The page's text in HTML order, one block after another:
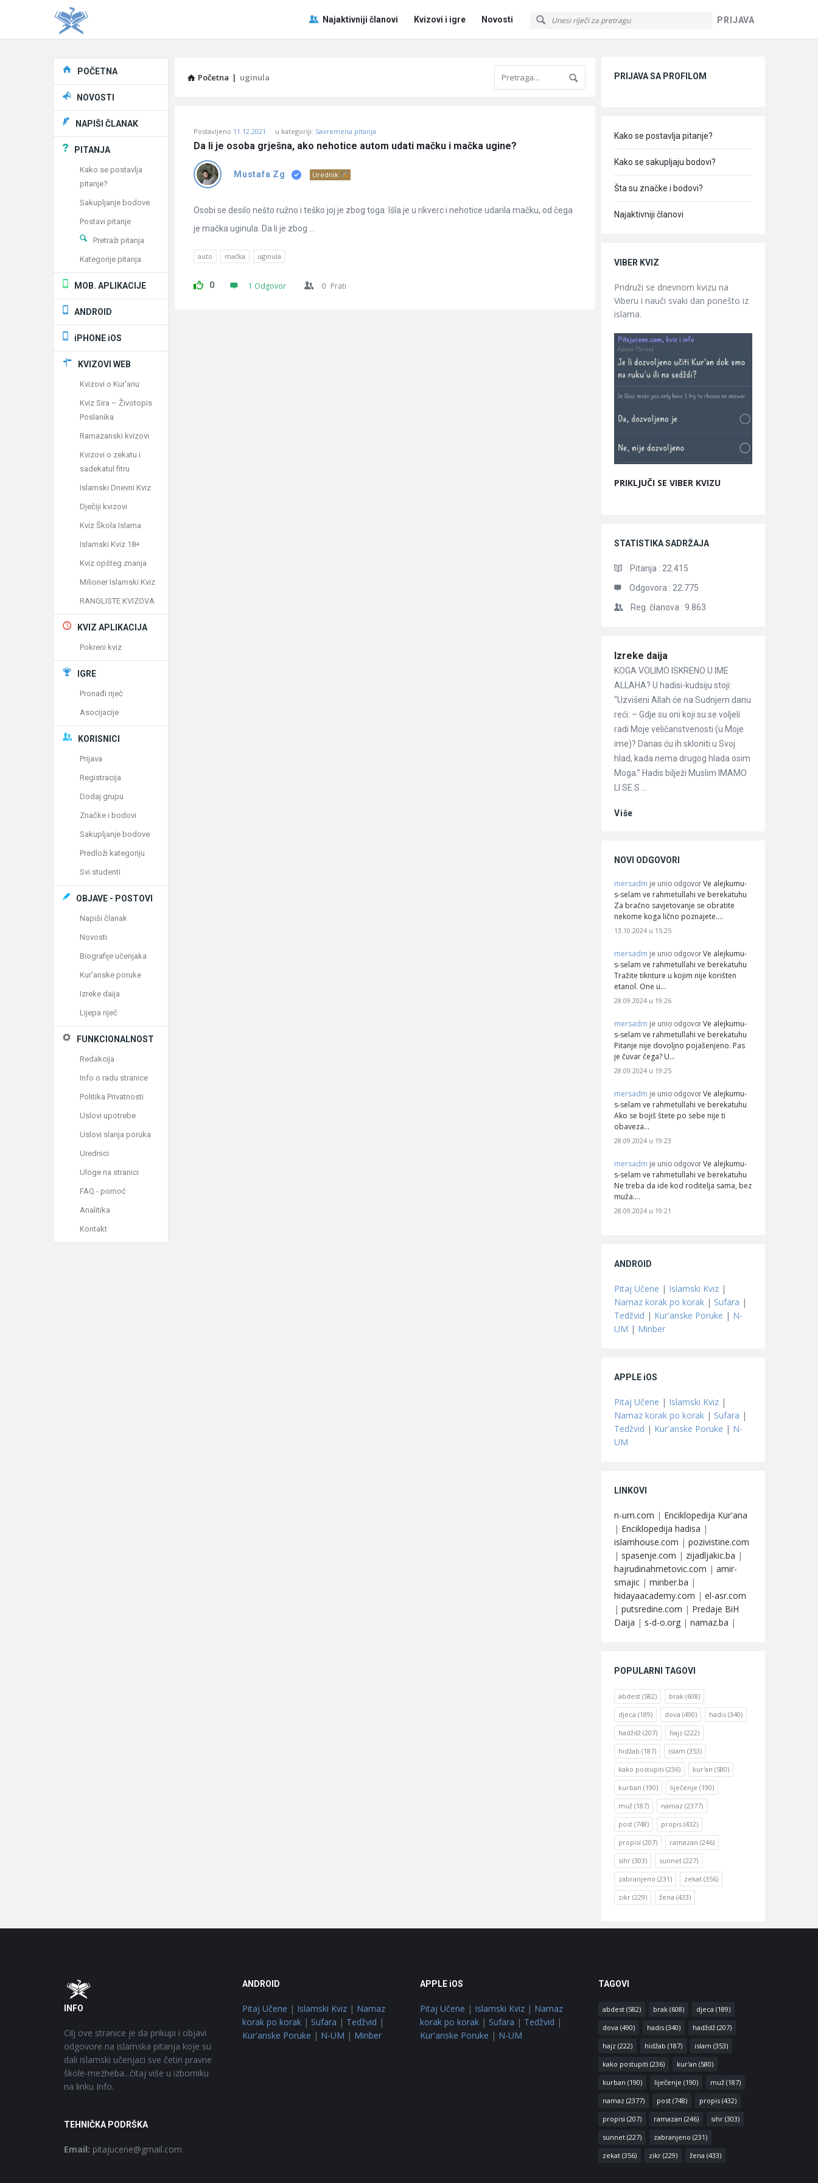
PRIJAVA
Pitaj
Učene
Najaktivniji članovi Kvizovi i igre Novosti
Početna | uginula
Učene
Latest
Pitanja
Postavljeno 11.12.2021 u kategoriji: Savremena pitanja
Da li je osoba grješna, ako nehotice autom udati mačku i mačka ugine?
Mustafa Zg Urednik
Osobi se desilo nešto ružno i teško joj je zbog toga. Išla je u rikverc i nehotice udarila mačku, od čega
je mačka uginula. Da li je zbog ...
auto mačka uginula
0 1 Odgovor 0 Prati
PRIJAVA SA PROFILOM
Kako se postavlja pitanje?
Kako se sakupljaju bodovi?
Šta su značke i bodovi?
Najaktivniji članovi
VIBER KVIZ
Pridruži se dnevnom kvizu na
Viberu i nauči svaki dan ponešto iz
islama.
PRIKLJUČI SE VIBER KVIZU
STATISTIKA SADRŽAJA
Pitanja : 22.415
Odgovora : 22.775
Reg. članova : 9.863
Članci
Izreke daija
KOGA VOLIMO ISKRENO U IME
ALLAHA? U hadisi-kudsiju stoji:
“Uzvišeni Allah će na Sudnjem danu
reći: – Gdje su oni koji su se voljeli
radi Moje veličanstvenosti (u Moje
ime)? Danas ću ih skloniti u Svoj
hlad, kada nema drugog hlada osim
Moga.” Hadis bilježi Muslim IMAMO
LI SE S ...
Više
NOVI ODGOVORI
mersadm je unio odgovor Ve alejkumu-
s-selam ve rahmetullahi ve berekatuhu
Za bračno savjetovanje se obratite
nekome koga lično poznajete.…
13.10.2024 u 15:25
mersadm je unio odgovor Ve alejkumu-
s-selam ve rahmetullahi ve berekatuhu
Tražite tiknture u kojim nije korišten
etanol. One u…
28.09.2024 u 19:26
mersadm je unio odgovor Ve alejkumu-
s-selam ve rahmetullahi ve berekatuhu
Pitanje nije dovoljno pojašenjeno. Pas
je čuvar čega? U…
28.09.2024 u 19:25
mersadm je unio odgovor Ve alejkumu-
s-selam ve rahmetullahi ve berekatuhu
Ako se bojiš štete po sebe nije ti
obaveza…
28.09.2024 u 19:23
mersadm je unio odgovor Ve alejkumu-
s-selam ve rahmetullahi ve berekatuhu
Ne treba da ide kod roditelja sama, bez
muža.…
28.09.2024 u 19:21
ANDROID
Pitaj Učene | Islamski Kviz |
Namaz korak po korak | Sufara |
Tedžvid | Kur'anske Poruke | N-
UM | Minber
APPLE iOS
Pitaj Učene | Islamski Kviz |
Namaz korak po korak | Sufara |
Tedžvid | Kur'anske Poruke | N-
UM
LINKOVI
n-um.com | Enciklopedija Kur'ana
| Enciklopedija hadisa |
islamhouse.com | pozivistine.com
| spasenje.com | zijadljakic.ba |
hajrudinahmetovic.com | amir-
smajic | minber.ba |
hidayaacademy.com | el-asr.com
| putsredine.com | Predaje BiH
Daija | s-d-o.org | namaz.ba |
POPULARNI TAGOVI
abdest (582) brak (608)
djeca (189) dova (490) hadis (340)
hadždž (207) hajz (222)
hidžab (187) islam (353)
kako postupiti (236) kur'an (580)
kurban (190) liječenje (190)
muž (187) namaz (2377)
post (748) propis (432)
propisi (207) ramazan (246)
sihr (303) sunnet (227)
zabranjeno (231) zekat (356)
zikr (229) žena (433)
Explore
POČETNA
NOVOSTI
NAPIŠI ČLANAK
PITANJA
Kako se postavlja
pitanje?
Sakupljanje bodove
Postavi pitanje
Pretraži pitanja
Kategorije pitanja
MOB. APLIKACIJE
ANDROID
iPHONE iOS
KVIZOVI WEB
Kvizovi o Kur'anu
Kviz Sira – Životopis
Poslanika
Ramazanski kvizovi
Kvizovi o zekatu i
sadekatul fitru
Islamski Dnevni Kviz
Dječiji kvizovi
Kviz Škola Islama
Islamski Kviz 18+
Kviz opšteg znanja
Milioner Islamski Kviz
RANGLISTE KVIZOVA
KVIZ APLIKACIJA
Pokreni kviz
IGRE
Pronađi riječ
Asocijacije
KORISNICI
Prijava
Registracija
Dodaj grupu
Značke i bodovi
Sakupljanje bodove
Predloži kategoriju
Svi studenti
OBJAVE - POSTOVI
Napiši članak
Novosti
Biografije učenjaka
Kur'anske poruke
Izreke daija
Lijepa riječ
FUNKCIONALNOST
Redakcija
Info o radu stranice
Politika Privatnosti
Uslovi upotrebe
Uslovi slanja poruka
Urednici
Uloge na stranici
FAQ - pomoć
Analitika
Kontakt
Footer
INFO
Cilj ove stranice je da prikupi i objavi
odgovore na islamska pitanja koje su
dali islamski učenjaci sve četiri pravne
škole-mezheba...čitaj više u izborniku
na linku Info.
TEHNIČKA PODRŠKA
Email: pitajucene@gmail.com
ANDROID
Pitaj Učene | Islamski Kviz| Namaz
korak po korak| Sufara | Tedžvid |
Kur'anske Poruke | N-UM | Minber
APPLE iOS
Pitaj Učene | Islamski Kviz | Namaz
korak po korak | Sufara | Tedžvid |
Kur'anske Poruke | N-UM
TAGOVI
abdest(582) brak(608) djeca (189)
dova (490) hadis(340) hadždž(207)
hajz (222) hidžab (187) islam (353)
kako postupiti (236) kur'an (580)
kurban (190) liječenje (190) muž(187)
namaz (2377) post(748) propis(432)
propisi (207) ramazan (246) sihr(303)
sunnet(227) zabranjeno (231)
zekat(356) zikr(229) žena (433)